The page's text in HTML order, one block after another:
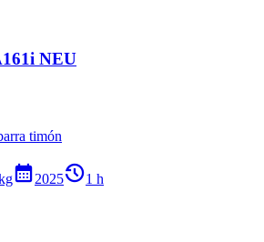
NEU
timón
calendar_month2025history_21 h